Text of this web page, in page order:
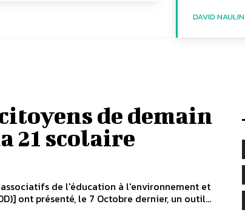
DAVID NAULIN
de demain
21 scolaire
associatifs de l'éducation à l'environnement et
ont présenté, le 7 Octobre dernier, un outil...